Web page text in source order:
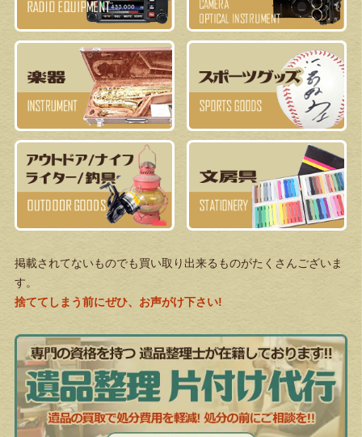
掲載されてないものでも買い取り出来るものがたくさんございま
す。
捨ててしまう前にぜひ、お声がけ下さい!